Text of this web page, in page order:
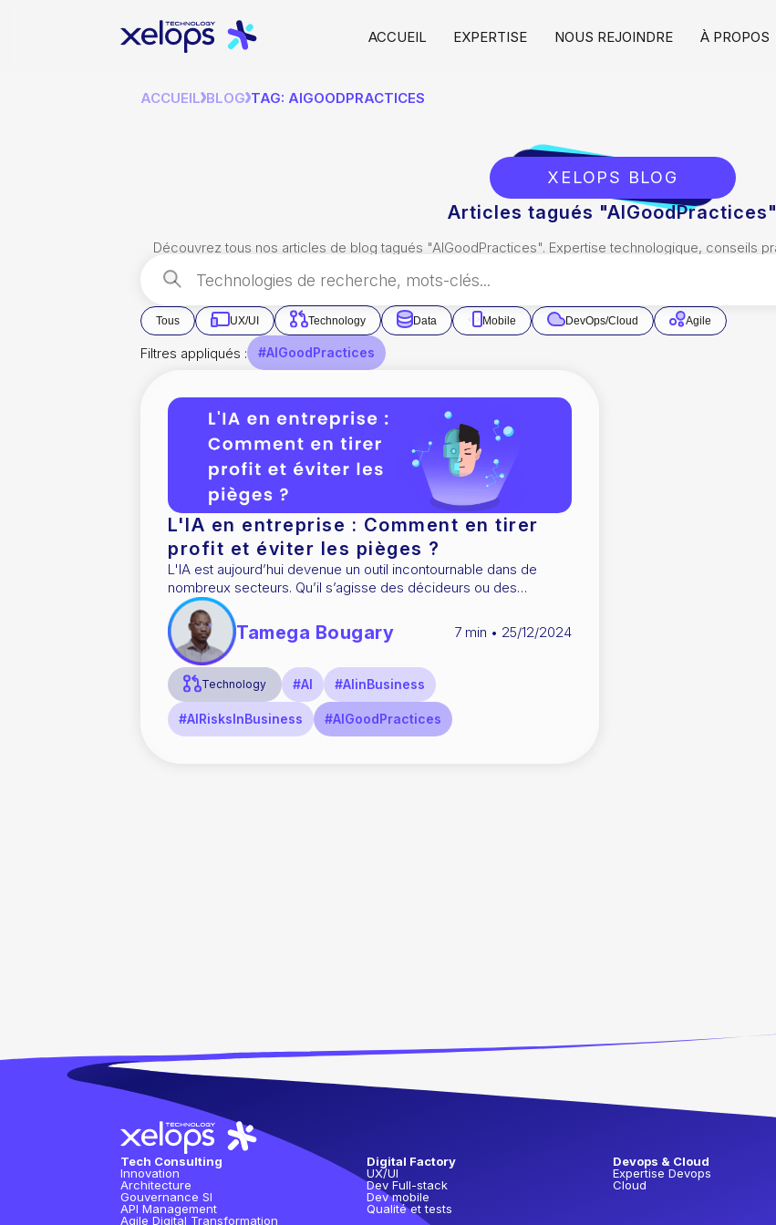
ACCUEIL EXPERTISE NOUS REJOINDRE À PROPOS
ACCUEIL BLOG TAG: AIGOODPRACTICES
XELOPS BLOG
Articles tagués "AIGoodPractices"
Découvrez tous nos articles de blog tagués "AIGoodPractices". Expertise technologique, conseils
Tous UX/UI Technology Data Mobile DevOps/Cloud Agile
Filtres appliqués : #AIGoodPractices
L'IA en entreprise : Comment en tirer
profit et éviter les pièges ?
L'IA est aujourd’hui devenue un outil incontournable dans de
nombreux secteurs. Qu’il s’agisse des décideurs ou des
exécutants.
Tamega Bougary 7 min • 25/12/2024
Technology #AI #AIinBusiness
#AIRisksInBusiness #AIGoodPractices
Tech Consulting
Innovation
Architecture
Gouvernance SI
API Management
Agile Digital Transformation
Digital Factory
UX/UI
Dev Full-stack
Dev mobile
Qualité et tests
Devops & Cloud
Expertise Devops
Cloud